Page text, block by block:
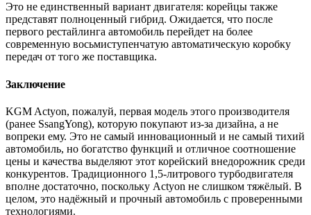
Это не единственный вариант двигателя: корейцы также
представят полноценный гибрид. Ожидается, что после
первого рестайлинга автомобиль перейдет на более
современную восьмиступенчатую автоматическую коробку
передач от того же поставщика.
Заключение
KGM Actyon, пожалуй, первая модель этого производителя
(ранее SsangYong), которую покупают из-за дизайна, а не
вопреки ему. Это не самый инновационный и не самый тихий
автомобиль, но богатство функций и отличное соотношение
цены и качества выделяют этот корейский внедорожник среди
конкурентов. Традиционного 1,5-литрового турбодвигателя
вполне достаточно, поскольку Actyon не слишком тяжёлый. В
целом, это надёжный и прочный автомобиль с проверенными
технологиями.